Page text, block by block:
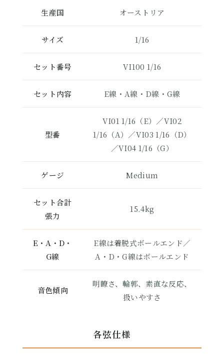
生産国 オーストリア
サイズ 1/16
セット番号 VI100 1/16
セット内容 E線・A線・D線・G線
型番
VI01 1/16（E）／VI02
1/16（A）／VI03 1/16（D）
／VI04 1/16（G）
ゲージ Medium
セット合計
張力
15.4kg
E・A・D・
G線
E線は着脱式ボールエンド／
A・D・G線はボールエンド
音色傾向
明瞭さ、輪郭、素直な反応、
扱いやすさ
各弦仕様